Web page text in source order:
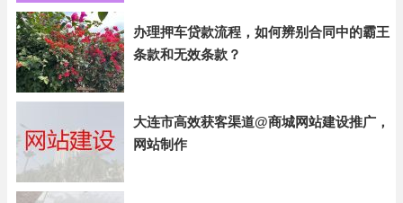
办理押车贷款流程，如何辨别合同中的霸王
条款和无效条款？
大连市高效获客渠道@商城网站建设推广，
网站制作